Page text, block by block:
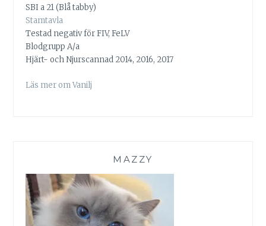
SBI a 21 (Blå tabby)
Stamtavla
Testad negativ för FIV, FeLV
Blodgrupp A/a
Hjärt- och Njurscannad 2014, 2016, 2017
Läs mer om Vanilj
MAZZY